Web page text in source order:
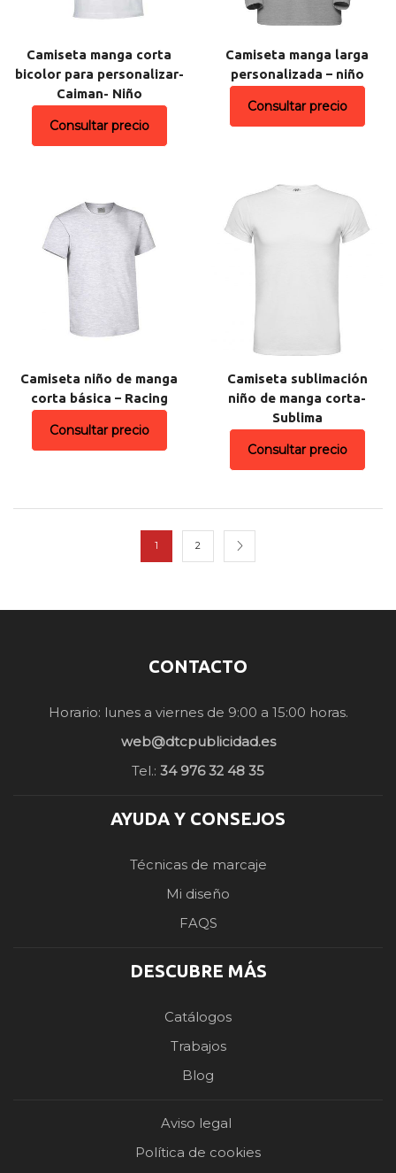
Camiseta manga corta
bicolor para personalizar-
Caiman- Niño
Consultar precio
Camiseta manga larga
personalizada – niño
Consultar precio
Camiseta niño de manga
corta básica – Racing
Consultar precio
Camiseta sublimación
niño de manga corta-
Sublima
Consultar precio
1 2
CONTACTO
Horario: lunes a viernes de 9:00 a 15:00 horas.
web@dtcpublicidad.es
Tel.: 34 976 32 48 35
AYUDA Y CONSEJOS
Técnicas de marcaje
Mi diseño
FAQS
DESCUBRE MÁS
Catálogos
Trabajos
Blog
Aviso legal
Política de cookies